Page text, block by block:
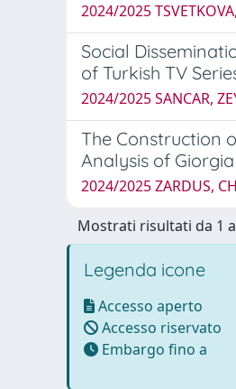
2024/2025
Social
of Turkish TV
2024/2025 SANCAR,
The Construction
Analysis of
2024/2025 ZARDUS,
Mostrati risultati da 1
Legenda icone
Accesso aperto
Accesso riservato
Embargo fino a